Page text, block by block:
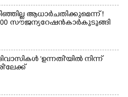
ആധാർ ചതിക്കുമെന്ന് !
സൗജന്യ റേഷൻകാർ കുടുങ്ങി
'ഉന്നതി'യിൽ നിന്ന്